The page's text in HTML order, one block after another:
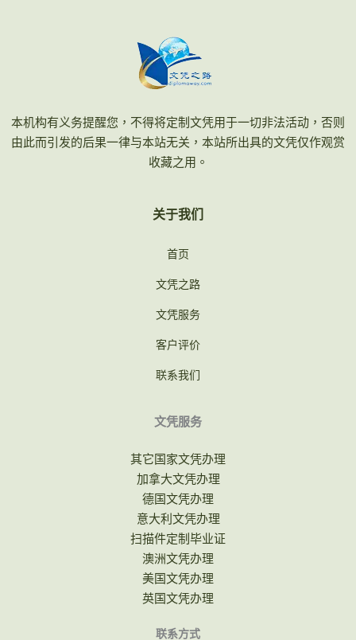
本机构有义务提醒您，不得将定制文凭用于一切非法活动，否则
由此而引发的后果一律与本站无关，本站所出具的文凭仅作观赏
收藏之用。
关于我们
首页
文凭之路
文凭服务
客户评价
联系我们
文凭服务
其它国家文凭办理
加拿大文凭办理
德国文凭办理
意大利文凭办理
扫描件定制毕业证
澳洲文凭办理
美国文凭办理
英国文凭办理
联系方式